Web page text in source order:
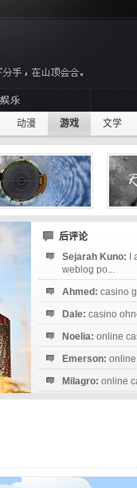
动漫 游戏 文学
后评论
Sejarah Kuno:
weblog po...
Ahmed: casino
Dale: casino
Noelia: online
Emerson:
Milagro: online